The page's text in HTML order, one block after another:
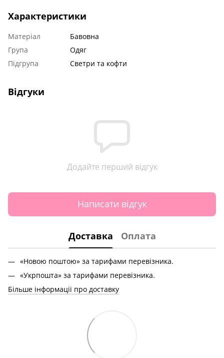
Характеристики
Матеріал
Бавовна
Група
Одяг
Підгрупа
Светри та кофти
Відгуки
Додайте перший відгук
Написати відгук
Доставка Оплата
«Новою поштою» за тарифами перевізника.
«Укрпошта» за тарифами перевізника.
Більше інформації про доставку